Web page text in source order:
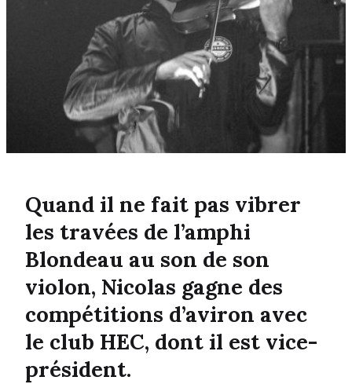
Quand il ne fait pas vibrer
les travées de l’amphi
Blondeau au son de son
violon, Nicolas gagne des
compétitions d’aviron avec
le club HEC, dont il est vice-
président.